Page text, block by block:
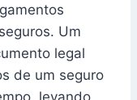
Um
legal
de um seguro
levando